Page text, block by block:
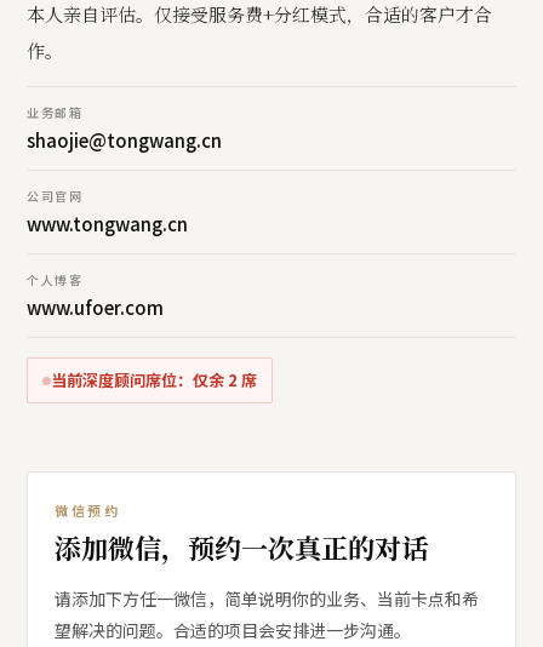
本人亲自评估。仅接受服务费+分红模式，合适的客户才合
作。
业务邮箱
shaojie@tongwang.cn
公司官网
www.tongwang.cn
个人博客
www.ufoer.com
当前深度顾问席位：仅余 2 席
微信预约
添加微信，预约一次真正的对话
请添加下方任一微信，简单说明你的业务、当前卡点和希
望解决的问题。合适的项目会安排进一步沟通。